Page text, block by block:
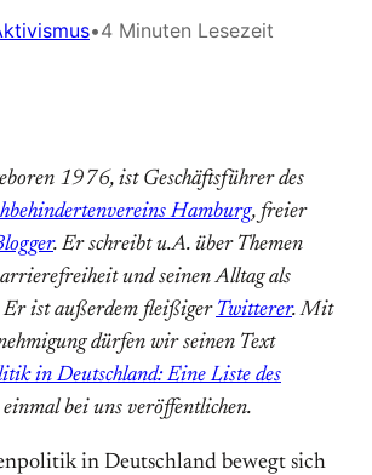
•4 Minuten Lesezeit
1976, ist Geschäftsführer des
Hamburg, freier
. Er schreibt u.A. über Themen
und seinen Alltag als
Er ist außerdem fleißiger Twitterer. Mit
dürfen wir seinen Text
in Deutschland: Eine Liste des
einmal bei uns veröffentlichen.
in Deutschland bewegt sich